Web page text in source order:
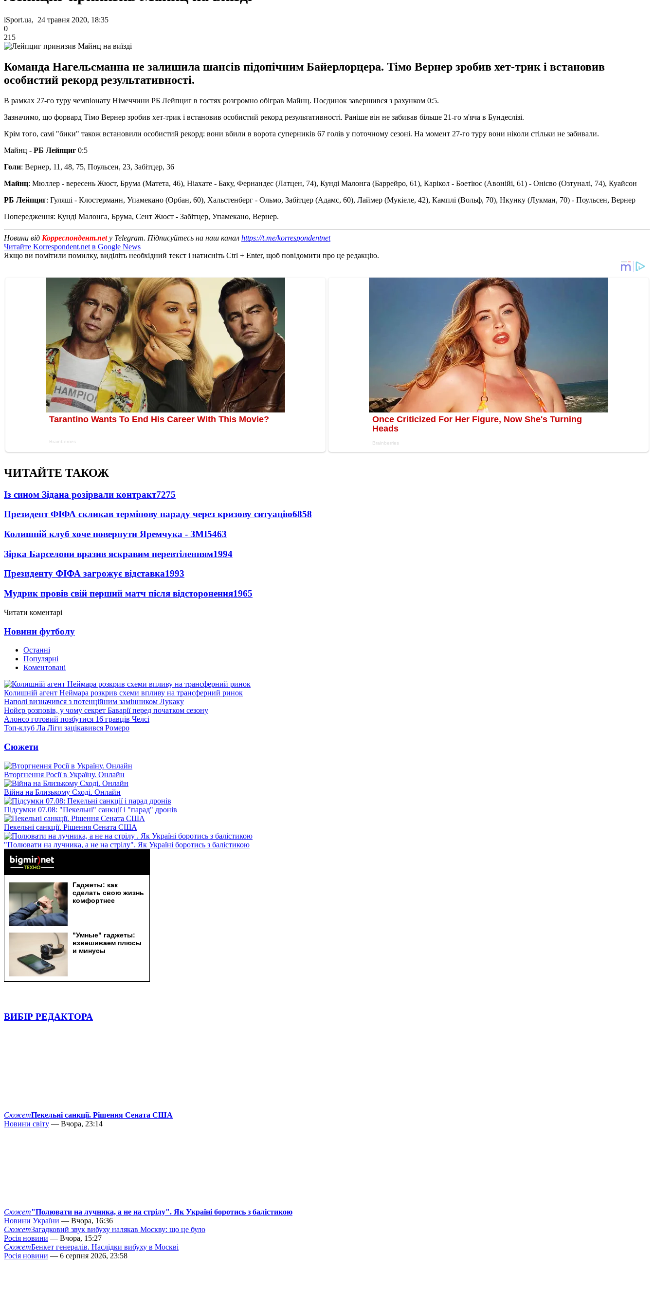
iSport.ua, 24 травня 2020, 18:35
0
215
Команда Нагельсманна не залишила шансів підопічним Байерлорцера. Тімо Вернер зробив хет-трик і встановив
особистий рекорд результативності.
В рамках 27-го туру чемпіонату Німеччини РБ Лейпциг в гостях розгромно обіграв Майнц. Поєдинок завершився з рахунком 0:5.
Зазначимо, що форвард Тімо Вернер зробив хет-трик і встановив особистий рекорд результативності. Раніше він не забивав більше 21-го м'яча в Бундеслізі.
Крім того, самі "бики" також встановили особистий рекорд: вони вбили в ворота суперників 67 голів у поточному сезоні. На момент 27-го туру вони ніколи стільки не забивали.
Майнц - РБ Лейпциг 0:5
Голи: Вернер, 11, 48, 75, Поульсен, 23, Забітцер, 36
Майнц: Мюллер - вересень Жюст, Брума (Матета, 46), Ніахате - Баку, Фернандес (Латцен, 74), Кунді Малонга (Баррейро, 61), Карікол - Боетіюс (Авонійі, 61) - Онісво (Озтуналі, 74), Куайсон
РБ Лейпциг: Гуляші - Клостерманн, Упамекано (Орбан, 60), Хальстенберг - Ольмо, Забітцер (Адамс, 60), Лаймер (Мукіеле, 42), Камплі (Вольф, 70), Нкунку (Лукман, 70) - Поульсен, Вернер
Попередження: Кунді Малонга, Брума, Сент Жюст - Забітцер, Упамекано, Вернер.
Новини від Корреспондент.netу Telegram. Підписуйтесь на наш канал https://t.me/korrespondentnet
Читайте Korrespondent.net в Google News
Якщо ви помітили помилку, виділіть необхідний текст і натисніть Ctrl + Enter, щоб повідомити про це редакцію.
ЧИТАЙТЕ ТАКОЖ
Із сином Зідана розірвали контракт7275
Президент ФІФА скликав термінову нараду через кризову ситуацію6858
Колишній клуб хоче повернути Яремчука - ЗМІ5463
Зірка Барселони вразив яскравим перевтіленням1994
Президенту ФІФА загрожує відставка1993
Мудрик провів свій перший матч після відсторонення1965
Читати коментарі
Новини футболу
Останні
Популярні
Коментовані
Колишній агент Неймара розкрив схеми впливу на трансферний ринок
Наполі визначився з потенційним замінником Лукаку
Нойєр розповів, у чому секрет Баварії перед початком сезону
Алонсо готовий позбутися 16 гравців Челсі
Топ-клуб Ла Ліги зацікавився Ромеро
Сюжети
Вторгнення Росії в Україну. Онлайн
Війна на Близькому Сході. Онлайн
Підсумки 07.08: "Пекельні" санкції і "парад" дронів
Пекельні санкції. Рішення Сената США
"Полювати на лучника, а не на стрілу". Як Україні боротись з балістикою
ВИБІР РЕДАКТОРА
СюжетПекельні санкції. Рішення Сената США
Новини світу — Вчора, 23:14
Сюжет"Полювати на лучника, а не на стрілу". Як Україні боротись з балістикою
Новини України — Вчора, 16:36
СюжетЗагадковий звук вибуху налякав Москву: що це було
Росія новини — Вчора, 15:27
СюжетБенкет генералів. Наслідки вибуху в Москві
Росія новини — 6 серпня 2026, 23:58